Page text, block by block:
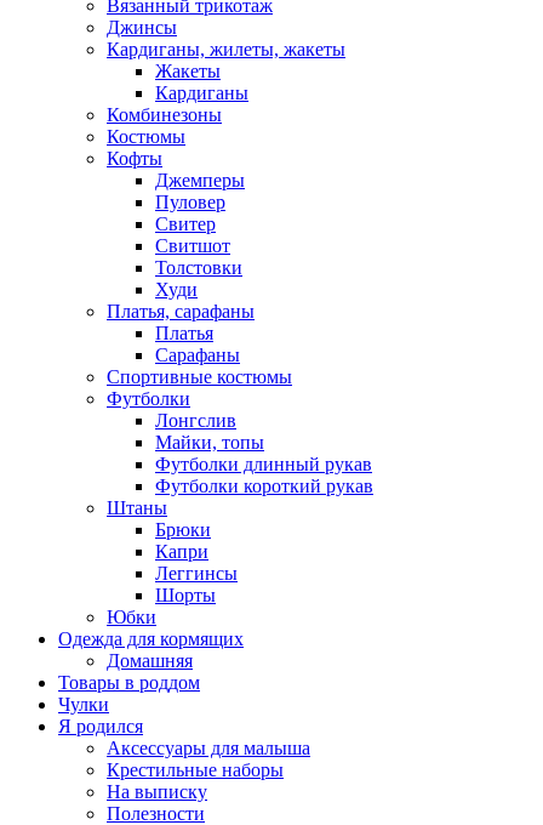
Вязанный трикотаж
Джинсы
Кардиганы, жилеты, жакеты
Жакеты
Кардиганы
Комбинезоны
Костюмы
Кофты
Джемперы
Пуловер
Свитер
Свитшот
Толстовки
Худи
Платья, сарафаны
Платья
Сарафаны
Спортивные костюмы
Футболки
Лонгслив
Майки, топы
Футболки длинный рукав
Футболки короткий рукав
Штаны
Брюки
Капри
Леггинсы
Шорты
Юбки
Одежда для кормящих
Домашняя
Товары в роддом
Чулки
Я родился
Аксессуары для малыша
Крестильные наборы
На выписку
Полезности